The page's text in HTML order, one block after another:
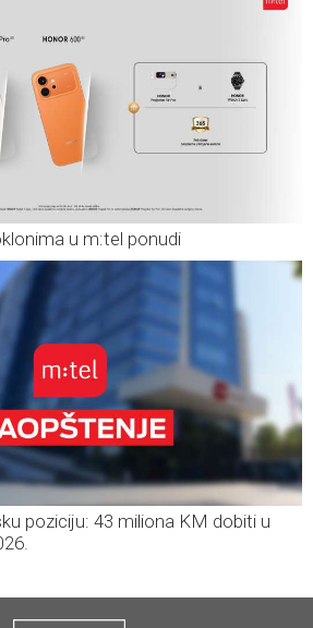
u m:tel ponudi
poziciju: 43 miliona KM dobiti u